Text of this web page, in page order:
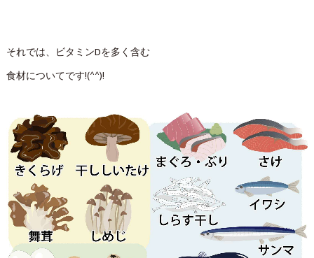
それでは、ビタミンDを多く含む
食材についてです!(^^)!